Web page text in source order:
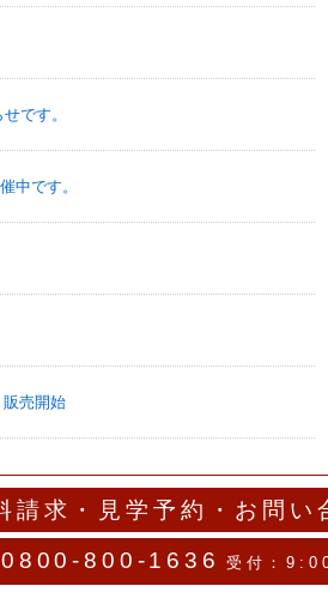
です。
中です。
売開始
請求・見学予約・お問い
0800-800-1636
受付：